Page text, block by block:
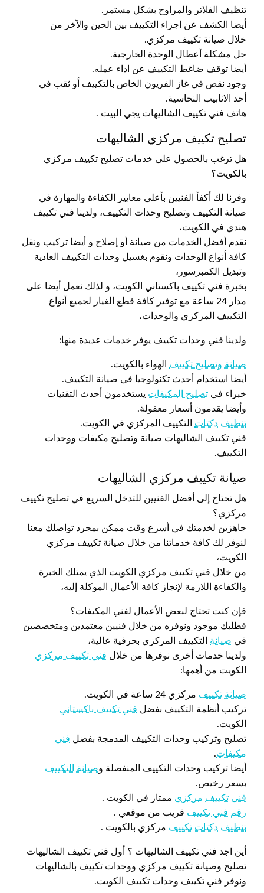
تنظيف الفلاتر والمراوح بشكل مستمر.
أيضا الكشف عن اجزاء التكييف بين الحين والآخر من
خلال صيانة تكييف مركزي.
حل مشكلة أعطال الوحدة الخارجية.
أيضا توقف ضاغط التكييف عن اداء عمله.
وجود نقص في غاز الفريون الخاص بالتكييف أو ثقب في
أحد الانابيب النحاسية.
هاتف فني تكييف الشاليهات يجي البيت .
تصليح تكييف مركزي الشاليهات
هل ترغب بالحصول على خدمات تصليح تكييف مركزي
بالكويت؟
وفرنا لك أكفأ الفنيين بأعلى معايير الكفاءة والمهارة في
صيانة التكييف وتصليح وحدات التكييف، ولدينا فني تكييف
هندي في الكويت،
نقدم أفضل الخدمات من صيانة أو إصلاح و أيضا تركيب ونقل
كافة أنواع الوحدات ونقوم بغسيل وحدات التكييف العادية
وتبديل الكمبرسور،
بخبرة فني تكييف باكستاني الكويت، و لذلك نعمل أيضا على
مدار 24 ساعة مع توفير كافة قطع الغيار لجميع أنواع
التكييف المركزي والوحدات،
ولدينا فني وحدات تكييف يوفر خدمات عديدة منها:
صيانة وتصليح تكييف الهواء بالكويت.
أيضا استخدام أحدث تكنولوجيا في صيانة التكييف.
خبراء في تصليح المكيفات يستخدمون أحدث التقنيات
وأيضا يقدمون أسعار معقولة.
تنظيف دكتات التكييف المركزي في الكويت.
فني تكييف الشاليهات صيانة وتصليح مكيفات ووحدات
التكييف.
صيانة تكييف مركزي الشاليهات
هل تحتاج إلى أفضل الفنيين للتدخل السريع في تصليح تكييف
مركزي؟
جاهزين لخدمتك في أسرع وقت ممكن بمجرد تواصلك معنا
لنوفر لك كافة خدماتنا من خلال صيانة تكييف مركزي
الكويت،
من خلال فني تكييف مركزي الكويت الذي يمتلك الخبرة
والكفاءة اللازمة لإنجاز كافة الأعمال الموكلة إليه،
فإن كنت تحتاج لبعض الأعمال لفني المكيفات؟
فطلبك موجود ونوفره من خلال فنيين معتمدين ومتخصصين
في صيانة التكييف المركزي بحرفية عالية،
ولدينا خدمات أخرى نوفرها من خلال فني تكييف مركزي
الكويت من أهمها:
صيانة تكييف مركزي 24 ساعة في الكويت.
تركيب أنظمة التكييف بفضل فني تكييف باكستاني
الكويت.
تصليح وتركيب وحدات التكييف المدمجة بفضل فني
مكيفات.
أيضا تركيب وحدات التكييف المنفصلة وصيانة التكييف
بسعر رخيص.
فنى تكييف مركزي ممتاز في الكويت .
رقم فني تكييف قريب من موقعي .
تنظيف دكتات تكييف مركزي بالكويت .
أين اجد فني تكييف الشاليهات ؟ أول فني تكييف الشاليهات
تصليح وصيانة تكييف مركزي ووحدات تكييف بالشاليهات
ونوفر فني تكييف وحدات تكييف الكويت.